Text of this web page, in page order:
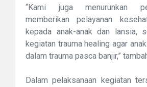
“Kami juga menurunkan
memberikan pelayanan
kepada anak-anak dan lansia,
kegiatan trauma healing agar
dalam trauma pasca banjir,”
Dalam pelaksanaan kegiatan